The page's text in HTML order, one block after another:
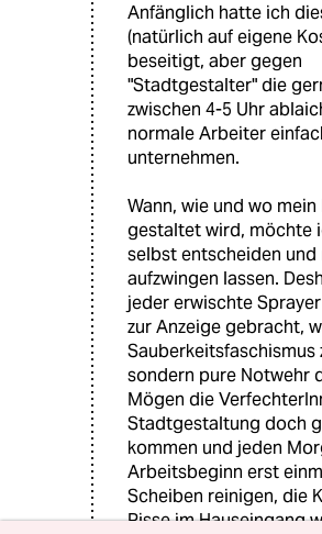
Anfänglich hatte ich
(natürlich auf eigene
beseitigt, aber gegen
"Stadtgestalter" die
zwischen 4-5 Uhr
normale Arbeiter
unternehmen.
Wann, wie und wo mein
gestaltet wird, möchte
selbst entscheiden
aufzwingen lassen.
jeder erwischte
zur Anzeige gebracht,
Sauberkeitsfaschismus
sondern pure Notwehr
Mögen die
Stadtgestaltung doch
kommen und jeden
Arbeitsbeginn erst
Scheiben reinigen, die
Pisse im Hauseingang